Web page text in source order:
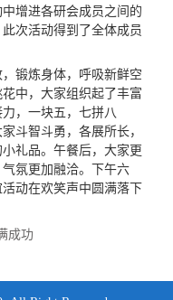
增进各研会成员之间的
次活动得到了全体成员
锻炼身体，呼吸新鲜空
中，大家组织起了丰富
，一块五，七拼八
斗智斗勇，各展所长，
礼品。午餐后，大家更
氛更加融洽。下午六
动在欢笑声中圆满落下
成功